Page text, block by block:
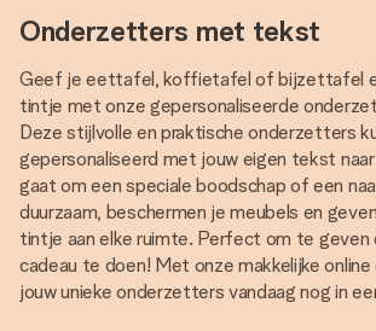
Onderzetters met tekst
Geef je eettafel, koffietafel of bijzettafel
tintje met onze gepersonaliseerde
Deze stijlvolle en praktische onderzetters
gepersonaliseerd met jouw eigen tekst
gaat om een speciale boodschap of een
duurzaam, beschermen je meubels en
tintje aan elke ruimte. Perfect om te
cadeau te doen! Met onze makkelijke
jouw unieke onderzetters vandaag nog in